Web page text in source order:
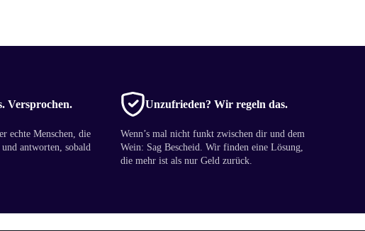
Versprochen.
echte Menschen, die
antworten, sobald
Unzufrieden? Wir regeln das.
Wenn’s mal nicht funkt zwischen dir und dem
Wein: Sag Bescheid. Wir finden eine Lösung,
die mehr ist als nur Geld zurück.